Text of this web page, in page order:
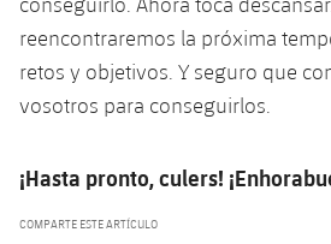
reencontraremos la próxima
retos y objetivos. Y seguro que
vosotros para conseguirlos.
¡Hasta pronto, culers!
COMPARTE ESTE ARTÍCULO